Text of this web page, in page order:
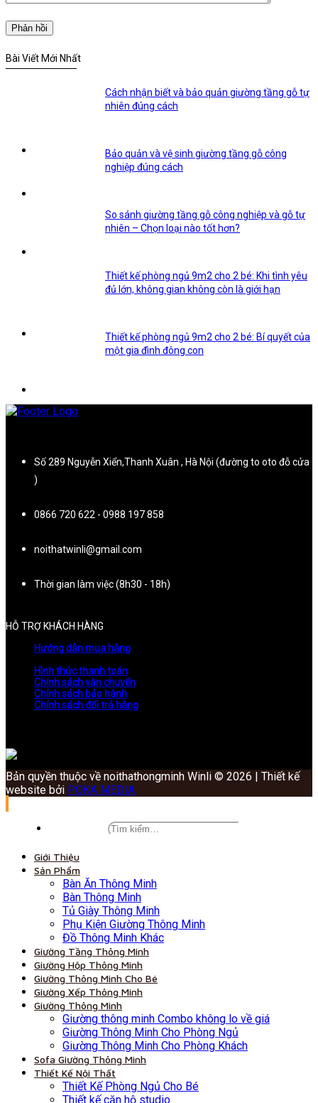
Bài Viết Mới Nhất
Cách nhận biết và bảo quản giường tầng gỗ tự
nhiên đúng cách
Bảo quản và vệ sinh giường tầng gỗ công
nghiệp đúng cách
So sánh giường tầng gỗ công nghiệp và gỗ tự
nhiên – Chọn loại nào tốt hơn?
Thiết kế phòng ngủ 9m2 cho 2 bé: Khi tình yêu
đủ lớn, không gian không còn là giới hạn
Thiết kế phòng ngủ 9m2 cho 2 bé: Bí quyết của
một gia đình đông con
Số 289 Nguyễn Xiển,Thanh Xuân , Hà Nội (đường to oto đỗ cửa
)
0866 720 622 - 0988 197 858
noithatwinli@gmail.com
Thời gian làm việc (8h30 - 18h)
HỖ TRỢ KHÁCH HÀNG
Hướng dẫn mua hàng
Hình thức thanh toán
Chính sách vận chuyển
Chính sách bảo hành
Chính sách đổi trả hàng
Bản quyền thuộc về noithathongminh Winli © 2026 | Thiết kế
website bởi POKA MEDIA
Giới Thiệu
Sản Phẩm
Bàn Ăn Thông Minh
Bàn Thông Minh
Tủ Giày Thông Minh
Phụ Kiện Giường Thông Minh
Đồ Thông Minh Khác
Giường Tầng Thông Minh
Giường Hộp Thông Minh
Giường Thông Minh Cho Bé
Giường Xếp Thông Minh
Giường Thông Minh
Giường thông minh Combo không lo về giá
Giường Thông Minh Cho Phòng Ngủ
Giường Thông Minh Cho Phòng Khách
Sofa Giường Thông Minh
Thiết Kế Nội Thất
Thiết Kế Phòng Ngủ Cho Bé
Thiết kế căn hộ studio